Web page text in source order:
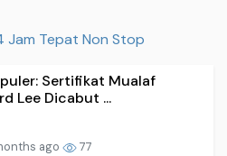
Jam Tepat Non Stop
Sertifikat Mualaf
Lee Dicabut ...
ago 77